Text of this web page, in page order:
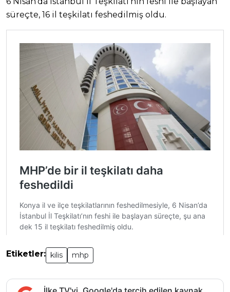
süreçte, 16 il teşkilatı feshedilmiş oldu.
Etiketler: kilis mhp